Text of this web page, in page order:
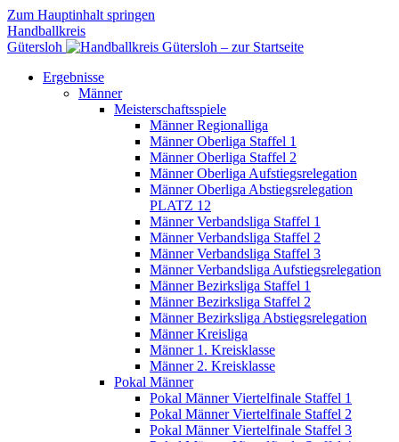
Zum Hauptinhalt springen
Handballkreis
Gütersloh
Ergebnisse
Männer
Meisterschaftsspiele
Männer Regionalliga
Männer Oberliga Staffel 1
Männer Oberliga Staffel 2
Männer Oberliga Aufstiegsrelegation
Männer Oberliga Abstiegsrelegation
PLATZ 12
Männer Verbandsliga Staffel 1
Männer Verbandsliga Staffel 2
Männer Verbandsliga Staffel 3
Männer Verbandsliga Aufstiegsrelegation
Männer Bezirksliga Staffel 1
Männer Bezirksliga Staffel 2
Männer Bezirksliga Abstiegsrelegation
Männer Kreisliga
Männer 1. Kreisklasse
Männer 2. Kreisklasse
Pokal Männer
Pokal Männer Viertelfinale Staffel 1
Pokal Männer Viertelfinale Staffel 2
Pokal Männer Viertelfinale Staffel 3